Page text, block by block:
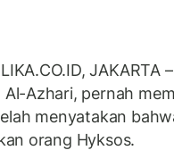
JAKARTA
Al-Azhari, pernah
menyatakan
orang Hyksos.